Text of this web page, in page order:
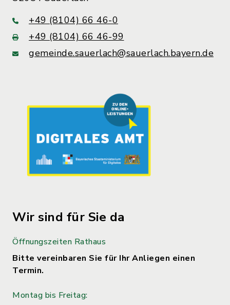
+49 (8104) 66 46-0
+49 (8104) 66 46-99
gemeinde.sauerlach@sauerlach.bayern.de
Wir sind für Sie da
Öffnungszeiten Rathaus
Bitte vereinbaren Sie für Ihr Anliegen einen
Termin.
Montag bis Freitag: